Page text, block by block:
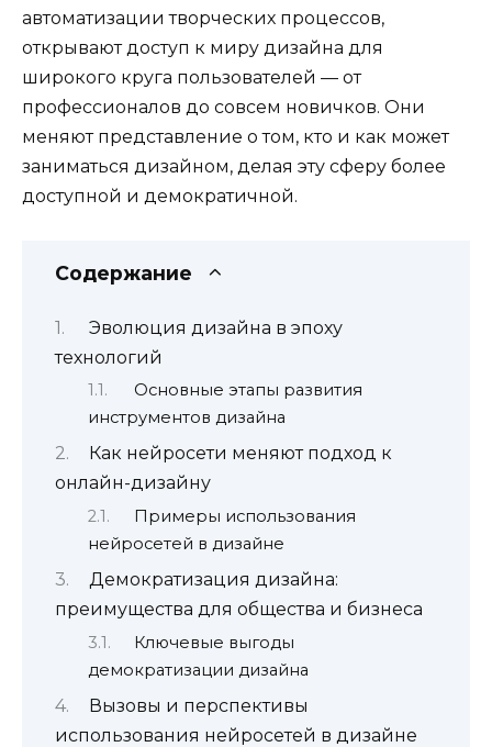
автоматизации творческих процессов,
открывают доступ к мирy дизайна для
широкого круга пользователей — от
профессионалов до совсем новичков. Они
меняют представление о том, кто и как может
заниматься дизайном, делая эту сферу более
доступной и демократичной.
Содержание
Эволюция дизайна в эпоху
технологий
Основные этапы развития
инструментов дизайна
Как нейросети меняют подход к
онлайн-дизайну
Примеры использования
нейросетей в дизайне
Демократизация дизайна:
преимущества для общества и бизнеса
Ключевые выгоды
демократизации дизайна
Вызовы и перспективы
использования нейросетей в дизайне